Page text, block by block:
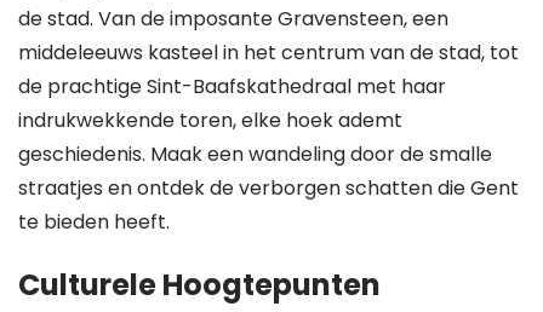
de stad. Van de imposante Gravensteen, een
middeleeuws kasteel in het centrum van de stad, tot
de prachtige Sint-Baafskathedraal met haar
indrukwekkende toren, elke hoek ademt
geschiedenis. Maak een wandeling door de smalle
straatjes en ontdek de verborgen schatten die Gent
te bieden heeft.
Culturele Hoogtepunten